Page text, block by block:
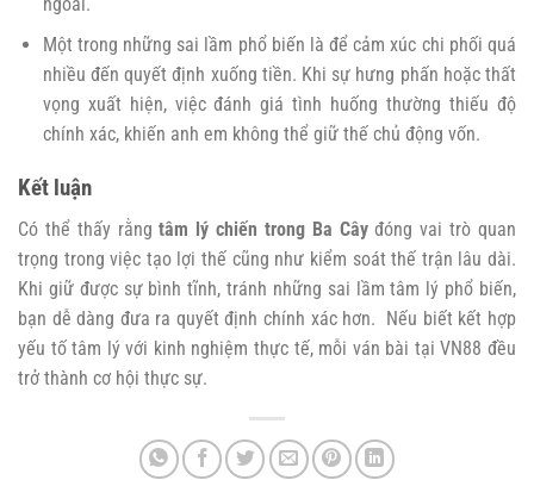
Một trong những sai lầm phổ biến là để cảm xúc chi phối quá
nhiều đến quyết định xuống tiền. Khi sự hưng phấn hoặc thất
vọng xuất hiện, việc đánh giá tình huống thường thiếu độ
chính xác, khiến anh em không thể giữ thế chủ động vốn.
Kết luận
Có thể thấy rằngtâm lý chiến trong Ba Câyđóng vai trò quan
trọng trong việc tạo lợi thế cũng như kiểm soát thế trận lâu dài.
Khi giữ được sự bình tĩnh, tránh những sai lầm tâm lý phổ biến,
bạn dễ dàng đưa ra quyết định chính xác hơn. Nếu biết kết hợp
yếu tố tâm lý với kinh nghiệm thực tế, mỗi ván bài tại VN88 đều
trở thành cơ hội thực sự.